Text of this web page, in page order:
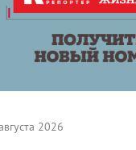
2026